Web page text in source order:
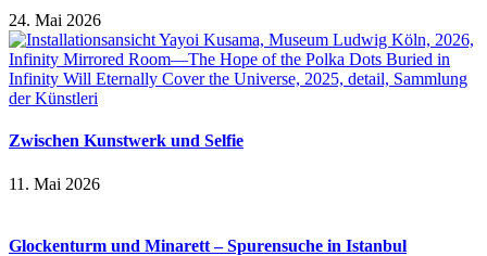
24. Mai 2026
Zwischen Kunstwerk und Selfie
11. Mai 2026
Glockenturm und Minarett – Spurensuche in Istanbul